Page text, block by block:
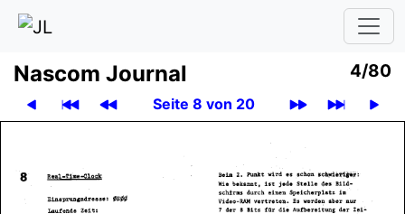
Nascom Journal 4/80
Seite 8 von 20